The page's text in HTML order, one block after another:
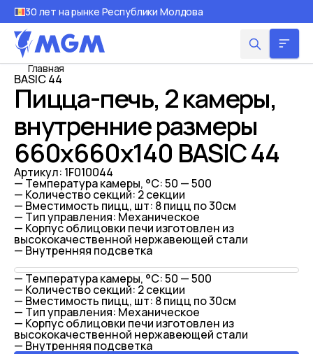
30 лет на рынке Республики Молдова
Главная
BASIC 44
Пицца-печь, 2 камеры,
внутренние размеры
660x660x140 BASIC 44
Артикул: 1F010044
— Температура камеры, °С: 50 — 500
— Количество секций: 2 секции
— Вместимость пицц, шт: 8 пицц по 30см
— Тип управления: Механическое
— Корпус облицовки печи изготовлен из
высококачественной нержавеющей стали
— Внутренняя подсветка
— Температура камеры, °С: 50 — 500
— Количество секций: 2 секции
— Вместимость пицц, шт: 8 пицц по 30см
— Тип управления: Механическое
— Корпус облицовки печи изготовлен из
высококачественной нержавеющей стали
— Внутренняя подсветка